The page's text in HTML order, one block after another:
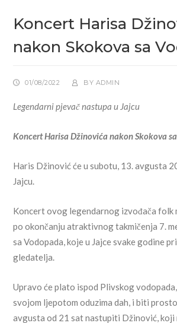
Koncert Harisa
nakon Skokova sa
01/08/2022 BY ADMIN
Legendarni pjevač nastupa u Jajcu
Koncert Harisa Džinovića nakon Skokova
Haris Džinović će u subotu, 13. avgusta
Jajcu.
Koncert ovog legendarnog izvođača folk
po okončanju atraktivnog takmičenja 7.
sa Vodopada, koje u Jajce svake godine
gledatelja.
Upravo će plato ispod Plivskog
svojom ljepotom oduzima dah, i biti
avgusta od 21 sat nastupiti Džinović, koji